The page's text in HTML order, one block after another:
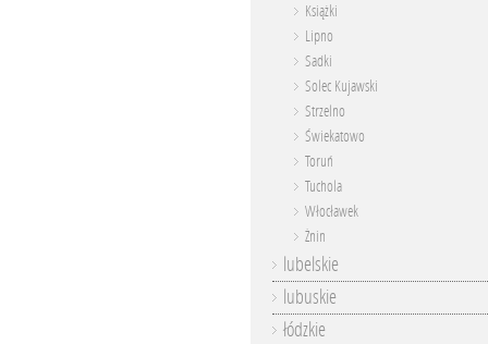
Książki
Lipno
Sadki
Solec Kujawski
Strzelno
Świekatowo
Toruń
Tuchola
Włocławek
Żnin
lubelskie
lubuskie
łódzkie